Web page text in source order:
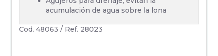
acumulación de agua sobre la lona
Cod. 48063 / Ref. 28023